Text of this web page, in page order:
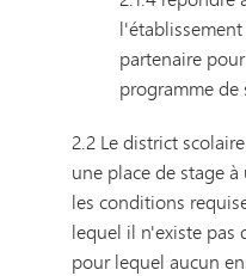
partenaire
programme de
2.2 Le district
une place de stage
les conditions
lequel il n'existe pas
pour lequel aucun